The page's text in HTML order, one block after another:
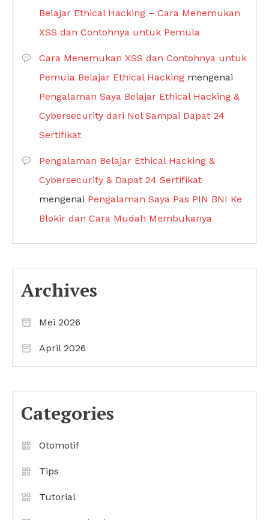
Belajar Ethical Hacking – Cara Menemukan
XSS dan Contohnya untuk Pemula
Cara Menemukan XSS dan Contohnya untuk
Pemula Belajar Ethical Hacking mengenai
Pengalaman Saya Belajar Ethical Hacking &
Cybersecurity dari Nol Sampai Dapat 24
Sertifikat
Pengalaman Belajar Ethical Hacking &
Cybersecurity & Dapat 24 Sertifikat
mengenai Pengalaman Saya Pas PIN BNI Ke
Blokir dan Cara Mudah Membukanya
Archives
Mei 2026
April 2026
Categories
Otomotif
Tips
Tutorial